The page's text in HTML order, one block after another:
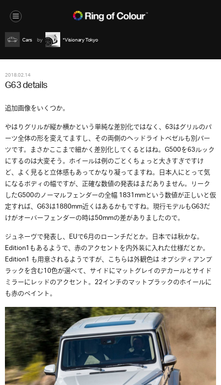
Cars *Visionary Tokyo
2018.02.14
G63 details
追加画像をいくつか。
やはりグリルが縦か横かという単純な差別化ではなく、63はグリルのパ
ーツ全体の形を変えてますし、その両側のヘッドライトベゼルも別パー
ツです。まさかここまで細かく差別化してくるとはね。G500を63ルック
にするのは大変そう。ホイールは例のごとくちょっと大きすぎですけ
ど、よく見ると立体感もあってかなり凝ってますね。日本人にとって気
になるボディの幅ですが、正確な数値の発表はまだありません。リーク
したG500のノーマルフェンダーの全幅 1831mmという数値が正しいと仮
定すれば、G63は1880mm近くはあるかもですね。現行モデルもG63だ
けがオーバーフェンダーの時は50mmの差がありましたので。
ジュネーヴで発表し、EUで6月のローンチだとか。日本では秋かな。
Edition1もあるようで、赤のアクセントを内外装に入れた仕様だとか。
Edition1 も用意されるようですが、こちらは外観色は オブシディアンブ
ラックを含む10色が選べて、サイドにマットグレイのデカールとサイド
ミラーにレッドのアクセント。22インチのマットブラックのホイールに
も赤のペイント。